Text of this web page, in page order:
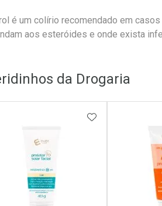
é um colírio recomendado em
aos esteróides e onde exista
da Drogaria
ADICIONAR